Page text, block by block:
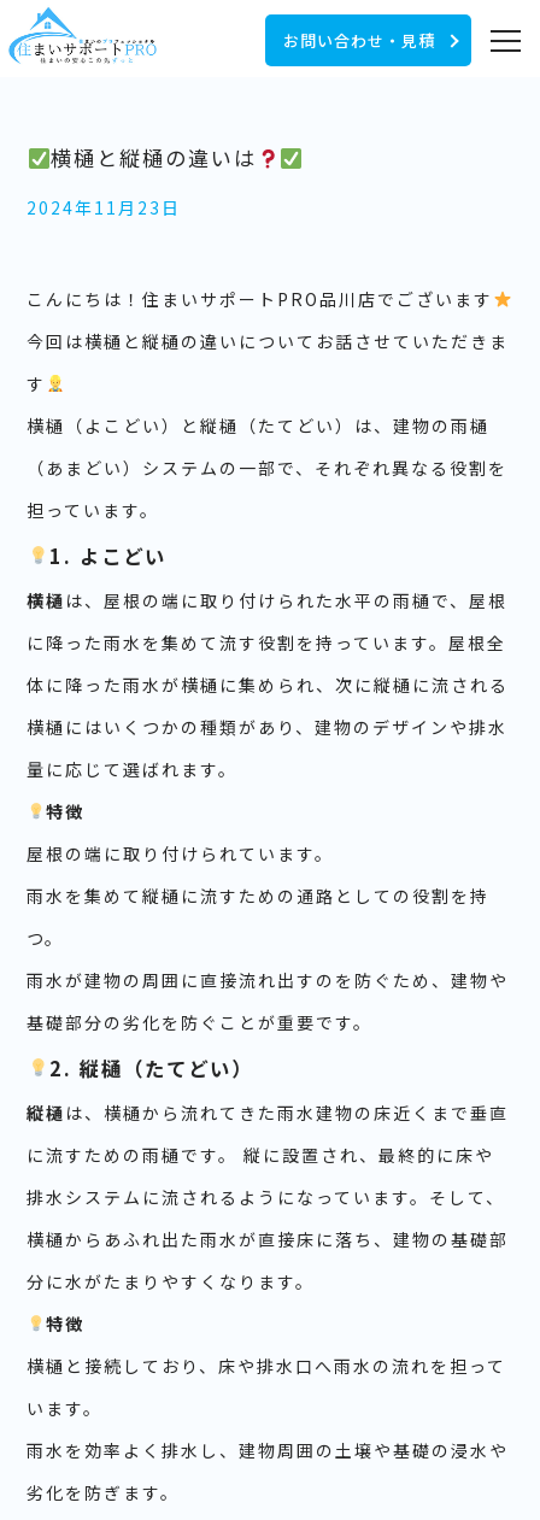
お問い合わせ・見積
横樋と縦樋の違いは
2024年11月23日
こんにちは！住まいサポートPRO品川店でございます
今回は横樋と縦樋の違いについてお話させていただきま
す
横樋（よこどい）と縦樋（たてどい）は、建物の雨樋
（あまどい）システムの一部で、それぞれ異なる役割を
担っています。
1. よこどい
横樋 は、屋根の端に取り付けられた水平の雨樋で、屋根
に降った雨水を集めて流す役割を持っています。屋根全
体に降った雨水が横樋に集められ、次に縦樋に流される
横樋にはいくつかの種類があり、建物のデザインや排水
量に応じて選ばれます。
特徴
屋根の端に取り付けられています。
雨水を集めて縦樋に流すための通路としての役割を持
つ。
雨水が建物の周囲に直接流れ出すのを防ぐため、建物や
基礎部分の劣化を防ぐことが重要です。
2. 縦樋（たてどい）
縦樋 は、横樋から流れてきた雨水建物の床近くまで垂直
に流すための雨樋です。 縦に設置され、最終的に床や
排水システムに流されるようになっています。そして、
横樋からあふれ出た雨水が直接床に落ち、建物の基礎部
分に水がたまりやすくなります。
特徴
横樋と接続しており、床や排水口へ雨水の流れを担って
います。
雨水を効率よく排水し、建物周囲の土壌や基礎の浸水や
劣化を防ぎます。